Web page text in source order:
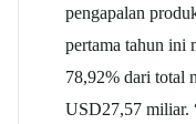
pengapalan
pertama tahun ini
78,92% dari total
USD27,57 miliar.